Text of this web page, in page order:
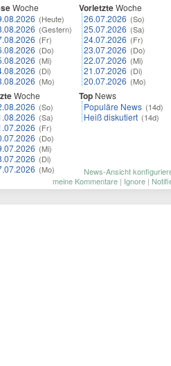
Woche
(Heute)
(Gestern)
(Fr)
(Do)
(Mi)
(Di)
(Mo)
Woche
(So)
(Sa)
(Fr)
(Do)
(Mi)
(Di)
(Mo)
VorletzteWoche
26.07.2026 (So)
25.07.2026 (Sa)
24.07.2026 (Fr)
23.07.2026 (Do)
22.07.2026 (Mi)
21.07.2026 (Di)
20.07.2026 (Mo)
Top News
Populäre News (14d)
Heiß diskutiert (14d)
News-Ansicht
meine Kommentare | Ignore |